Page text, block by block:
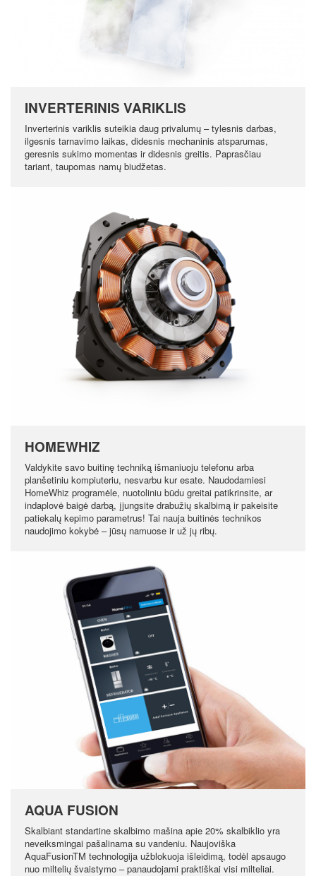
INVERTERINIS VARIKLIS
Inverterinis variklis suteikia daug privalumų – tylesnis darbas,
ilgesnis tarnavimo laikas, didesnis mechaninis atsparumas,
geresnis sukimo momentas ir didesnis greitis. Paprasčiau
tariant, taupomas namų biudžetas.
HOMEWHIZ
Valdykite savo buitinę techniką išmaniuoju telefonu arba
planšetiniu kompiuteriu, nesvarbu kur esate. Naudodamiesi
HomeWhiz programėle, nuotoliniu būdu greitai patikrinsite, ar
indaplovė baigė darbą, įjungsite drabužių skalbimą ir pakeisite
patiekalų kepimo parametrus! Tai nauja buitinės technikos
naudojimo kokybė – jūsų namuose ir už jų ribų.
AQUA FUSION
Skalbiant standartine skalbimo mašina apie 20% skalbiklio yra
neveiksmingai pašalinama su vandeniu. Naujoviška
AquaFusionTM technologija užblokuoja išleidimą, todėl apsaugo
nuo miltelių švaistymo – panaudojami praktiškai visi milteliai.